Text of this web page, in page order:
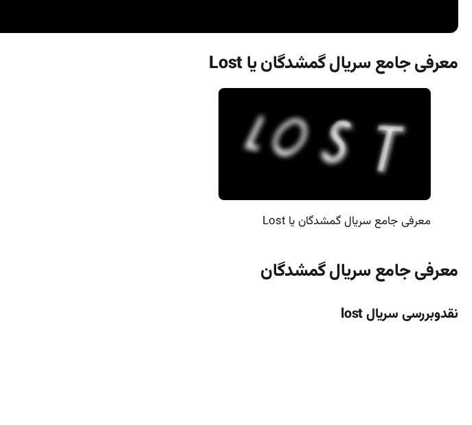
معرفی جامع سریال گمشدگان یا Lost
معرفی جامع سریال گمشدگان یا Lost
معرفی جامع سریال گمشدگان
نقدوبررسی سریال lost